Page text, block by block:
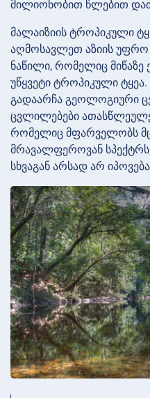
მილიონობით წლებით
მალაიზიის ტროპიკული
აღმოსავლეთ აზიის
ნაწილი, რომელიც
უწყვეტი ტროპიკული
გადაარჩა გეოლოგიური
ცვლილებები
რომელიც მფარველობს
მრავალფეროვან
სხვაგან არსად არ